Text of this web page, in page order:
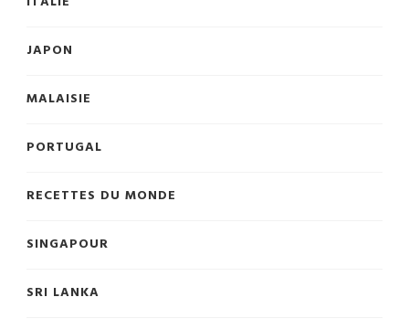
JAPON
MALAISIE
PORTUGAL
RECETTES DU MONDE
SINGAPOUR
SRI LANKA